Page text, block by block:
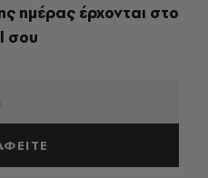
ημέρας έρχονται στο
σου